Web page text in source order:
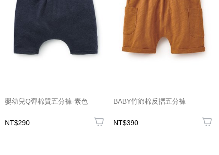
嬰幼兒Q彈棉質五分褲-素色
NT$290
BABY竹節棉反摺五分褲
NT$390